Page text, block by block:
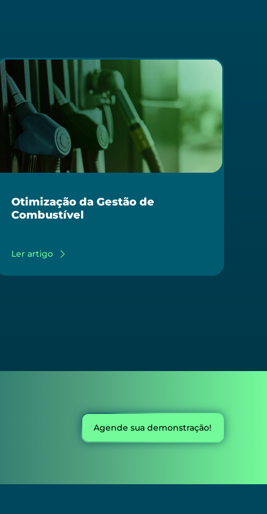
Otimização da Gestão de
Combustível
Ler artigo
Agende sua demonstração!